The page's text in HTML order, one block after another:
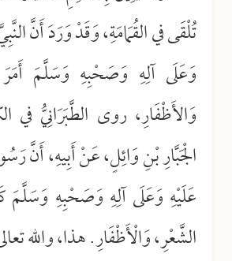
تُلْقَى في القُمَامَةِ، وَقَدْ وَرَدَ أَنَّ
وَعَلَى آلِهِ وَصَحْبِهِ وَسَلَّمَ
وَالأَظْفَارِ، روى الطَّبَرَانِيُّ في
الْجَبَّارِ بْنِ وَائِلٍ، عَنْ أَبِيهِ، أَنَّ
عَلَيْهِ وَعَلَى آلِهِ وَصَحْبِهِ وَسَلَّمَ
الشَّعْرِ، وَالْأَظْفَارِ. هذا، والله